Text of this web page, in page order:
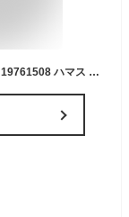
[ミステリーランチ] DISTRICT 2 ディストリクト 2 19761508 ハマス ワンサイズ